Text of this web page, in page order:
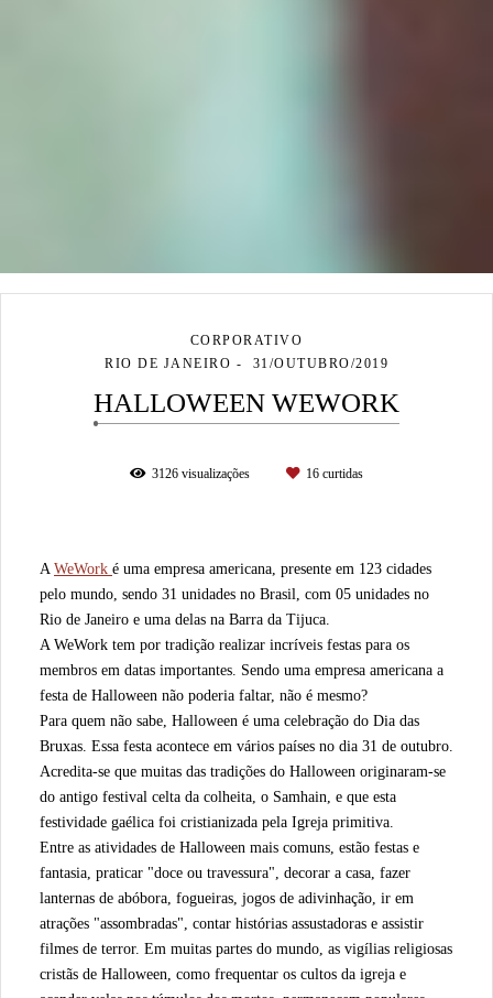
CORPORATIVO
RIO DE JANEIRO
31/OUTUBRO/2019
HALLOWEEN WEWORK
3126 visualizações 16 curtidas
A WeWork é uma empresa americana, presente em 123 cidades
pelo mundo, sendo 31 unidades no Brasil, com 05 unidades no
Rio de Janeiro e uma delas na Barra da Tijuca.
A WeWork tem por tradição realizar incríveis festas para os
membros em datas importantes. Sendo uma empresa americana a
festa de Halloween não poderia faltar, não é mesmo?
Para quem não sabe, Halloween é uma celebração do Dia das
Bruxas. Essa festa acontece em vários países no dia 31 de outubro.
Acredita-se que muitas das tradições do Halloween originaram-se
do antigo festival celta da colheita, o Samhain, e que esta
festividade gaélica foi cristianizada pela Igreja primitiva.
Entre as atividades de Halloween mais comuns, estão festas e
fantasia, praticar "doce ou travessura", decorar a casa, fazer
lanternas de abóbora, fogueiras, jogos de adivinhação, ir em
atrações "assombradas", contar histórias assustadoras e assistir
filmes de terror. Em muitas partes do mundo, as vigílias religiosas
cristãs de Halloween, como frequentar os cultos da igreja e